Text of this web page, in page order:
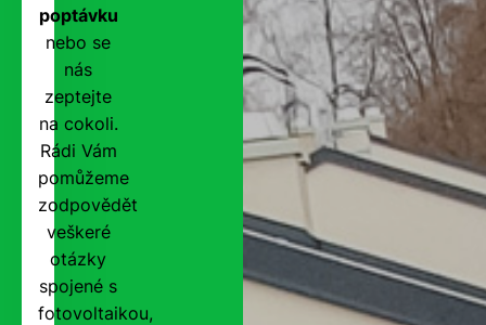
poptávku
nebo se
nás
zeptejte
na cokoli.
Rádi Vám
pomůžeme
zodpovědět
veškeré
otázky
spojené s
fotovoltaikou,